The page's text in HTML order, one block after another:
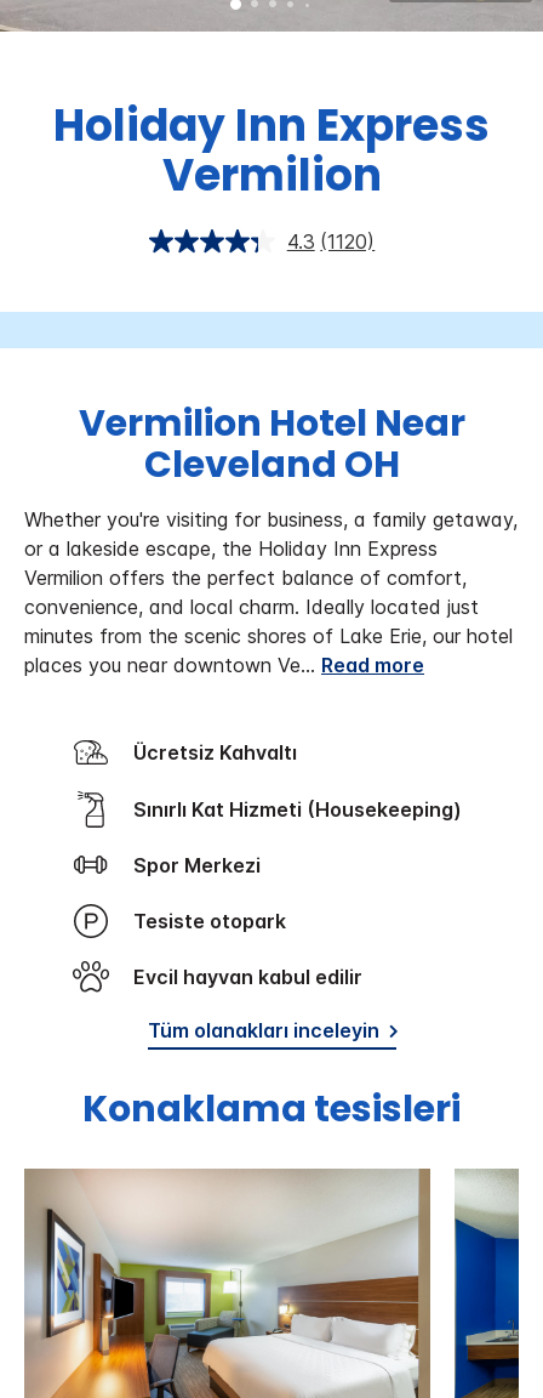
Holiday Inn Express
Vermilion
4.3 (1120)
Vermilion Hotel Near
Cleveland OH
Whether you're visiting for business, a family getaway,
or a lakeside escape, the Holiday Inn Express
Vermilion offers the perfect balance of comfort,
convenience, and local charm. Ideally located just
minutes from the scenic shores of Lake Erie, our hotel
places you near downtown Ve... Read more
Ücretsiz Kahvaltı
Sınırlı Kat Hizmeti (Housekeeping)
Spor Merkezi
Tesiste otopark
Evcil hayvan kabul edilir
Tüm olanakları inceleyin
Konaklama tesisleri